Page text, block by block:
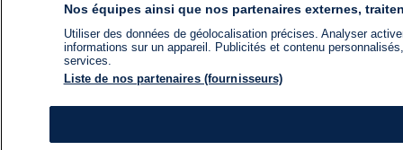
Nos équipes ainsi que nos partenaires externes,
Utiliser des données de géolocalisation précises. Analyser
informations sur un appareil. Publicités et contenu
services.
Liste de nos partenaires (fournisseurs)